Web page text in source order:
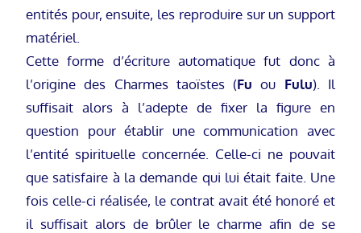
entités pour, ensuite, les reproduire sur un support
matériel.
Cette forme d’écriture automatique fut donc à
l’origine des Charmes taoïstes (Fu ou Fulu). Il
suffisait alors à l’adepte de fixer la figure en
question pour établir une communication avec
l’entité spirituelle concernée. Celle-ci ne pouvait
que satisfaire à la demande qui lui était faite. Une
fois celle-ci réalisée, le contrat avait été honoré et
il suffisait alors de brûler le charme afin de se